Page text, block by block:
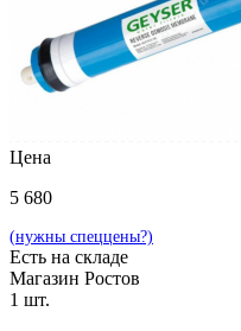
Цена
5 680
(нужны спеццены?)
Есть на складе
Магазин Ростов
1 шт.